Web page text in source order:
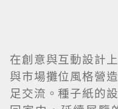
在創意與互動設計
與市場攤位風格營
足交流。種子紙的